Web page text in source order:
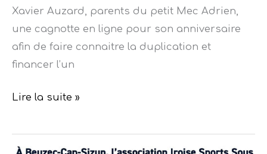
Xavier Auzard, parents du petit Mec Adrien,
une cagnotte en ligne pour son anniversaire
afin de faire connaitre la duplication et
financer l’un
Lire la suite »